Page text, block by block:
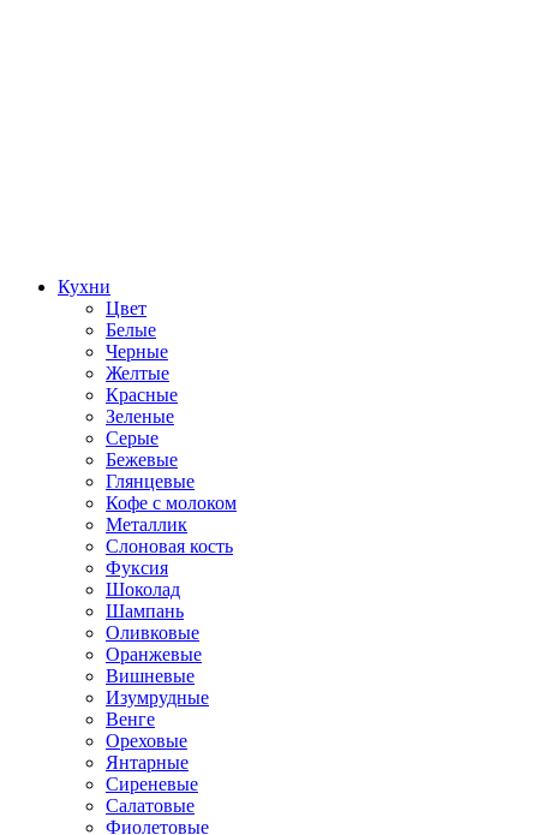
Кухни
Цвет
Белые
Черные
Желтые
Красные
Зеленые
Серые
Бежевые
Глянцевые
Кофе с молоком
Металлик
Слоновая кость
Фуксия
Шоколад
Шампань
Оливковые
Оранжевые
Вишневые
Изумрудные
Венге
Ореховые
Янтарные
Сиреневые
Салатовые
Фиолетовые